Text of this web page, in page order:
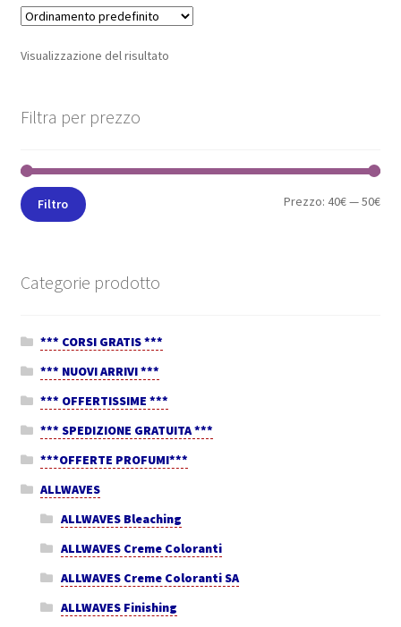
Visualizzazione del risultato
Filtra per prezzo
Filtro Prezzo:40€—50€
Categorie prodotto
*** CORSI GRATIS ***
*** NUOVI ARRIVI ***
*** OFFERTISSIME ***
*** SPEDIZIONE GRATUITA ***
***OFFERTE PROFUMI***
ALLWAVES
ALLWAVES Bleaching
ALLWAVES Creme Coloranti
ALLWAVES Creme Coloranti SA
ALLWAVES Finishing